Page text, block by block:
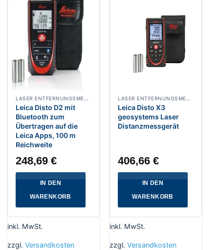
Leica Disto D2 mit
Bluetooth zum
Übertragen auf die
Leica Apps, 100 m
Reichweite
248,69€
IN DEN
WARENKORB
inkl. MwSt.
zzgl. Versandkosten
Leica Disto X3
geosystems Laser
Distanzmessgerät
406,66€
IN DEN
WARENKORB
inkl. MwSt.
zzgl. Versandkosten